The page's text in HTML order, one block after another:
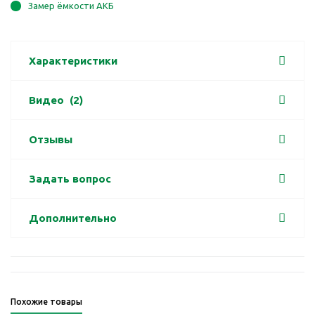
Замер ёмкости АКБ
Характеристики
Видео (2)
Отзывы
Задать вопрос
Дополнительно
Похожие товары